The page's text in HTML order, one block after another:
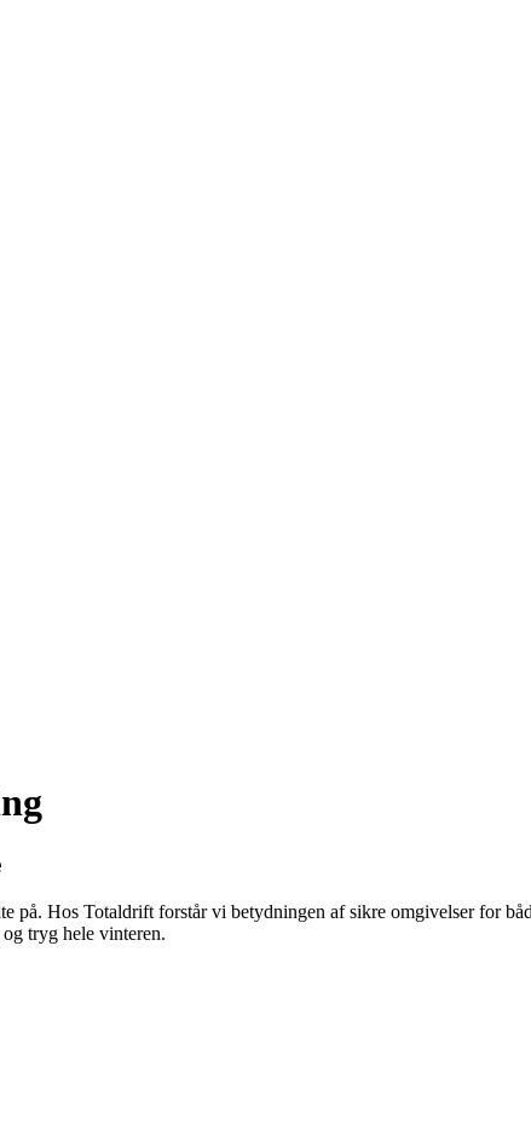
på. Hos Totaldrift forstår vi betydningen af sikre omgivelser for
tryg hele vinteren.